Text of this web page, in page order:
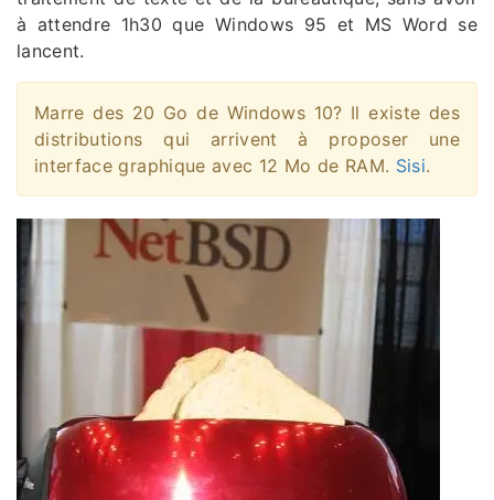
à attendre 1h30 que Windows 95 et MS Word se
lancent.
Marre des 20 Go de Windows 10? Il existe des
distributions qui arrivent à proposer une
interface graphique avec 12 Mo de RAM. Sisi.